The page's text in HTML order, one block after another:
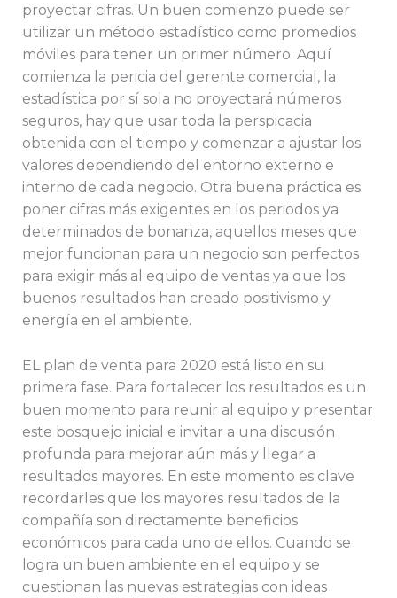
proyectar cifras. Un buen comienzo puede ser
utilizar un método estadístico como promedios
móviles para tener un primer número. Aquí
comienza la pericia del gerente comercial, la
estadística por sí sola no proyectará números
seguros, hay que usar toda la perspicacia
obtenida con el tiempo y comenzar a ajustar los
valores dependiendo del entorno externo e
interno de cada negocio. Otra buena práctica es
poner cifras más exigentes en los periodos ya
determinados de bonanza, aquellos meses que
mejor funcionan para un negocio son perfectos
para exigir más al equipo de ventas ya que los
buenos resultados han creado positivismo y
energía en el ambiente.
EL plan de venta para 2020 está listo en su
primera fase. Para fortalecer los resultados es un
buen momento para reunir al equipo y presentar
este bosquejo inicial e invitar a una discusión
profunda para mejorar aún más y llegar a
resultados mayores. En este momento es clave
recordarles que los mayores resultados de la
compañía son directamente beneficios
económicos para cada uno de ellos. Cuando se
logra un buen ambiente en el equipo y se
cuestionan las nuevas estrategias con ideas